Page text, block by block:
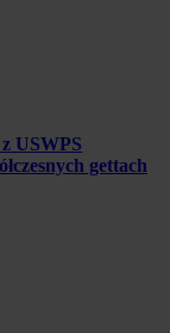
USWPS
gettach